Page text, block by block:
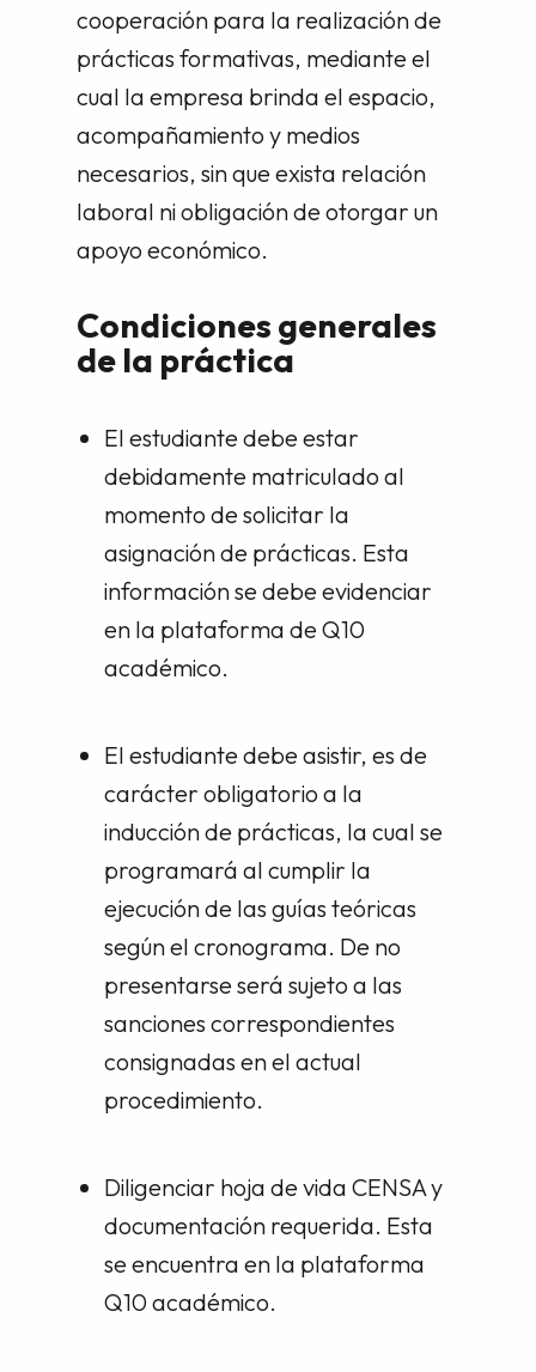
cooperación para la realización de
prácticas formativas, mediante el
cual la empresa brinda el espacio,
acompañamiento y medios
necesarios, sin que exista relación
laboral ni obligación de otorgar un
apoyo económico.
Condiciones generales
de la práctica
El estudiante debe estar
debidamente matriculado al
momento de solicitar la
asignación de prácticas. Esta
información se debe evidenciar
en la plataforma de Q10
académico.
El estudiante debe asistir, es de
carácter obligatorio a la
inducción de prácticas, la cual se
programará al cumplir la
ejecución de las guías teóricas
según el cronograma. De no
presentarse será sujeto a las
sanciones correspondientes
consignadas en el actual
procedimiento.
Diligenciar hoja de vida CENSA y
documentación requerida. Esta
se encuentra en la plataforma
Q10 académico.